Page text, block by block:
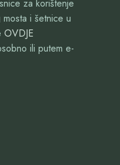
za korištenje
i šetnice u
OVDJE
ili putem e-